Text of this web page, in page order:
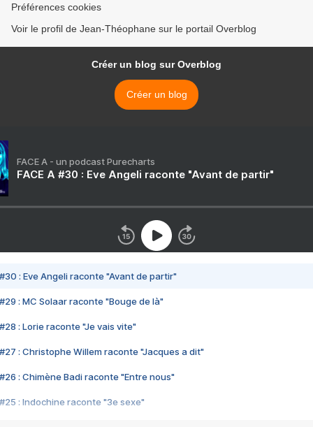
Préférences cookies
Voir le profil de Jean-Théophane sur le portail Overblog
Créer un blog sur Overblog
Créer un blog
FACE A - un podcast Purecharts
FACE A #30 : Eve Angeli raconte "Avant de partir"
#30 : Eve Angeli raconte "Avant de partir"
#29 : MC Solaar raconte "Bouge de là"
#28 : Lorie raconte "Je vais vite"
#27 : Christophe Willem raconte "Jacques a dit"
#26 : Chimène Badi raconte "Entre nous"
#25 : Indochine raconte "3e sexe"